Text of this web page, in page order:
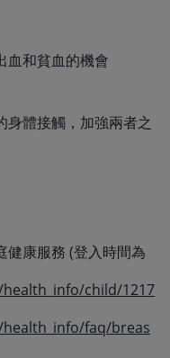
血和貧血的機會
身體接觸，加強兩者之
健康服務 (登入時間為
child/1217
faq/breas